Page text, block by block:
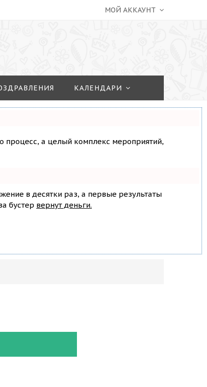
МОЙ АККАУНТ
КАЛЕНДАРИ
процесс, а целый комплекс мероприятий,
в десятки раз, а первые результаты
бустер вернут деньги.